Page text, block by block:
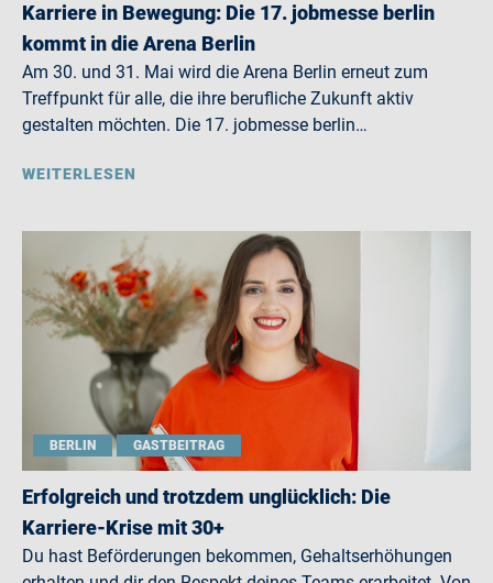
Karriere in Bewegung: Die 17. jobmesse berlin
kommt in die Arena Berlin
Am 30. und 31. Mai wird die Arena Berlin erneut zum
Treffpunkt für alle, die ihre berufliche Zukunft aktiv
gestalten möchten. Die 17. jobmesse berlin…
WEITERLESEN
BERLIN GASTBEITRAG
Erfolgreich und trotzdem unglücklich: Die
Karriere-Krise mit 30+
Du hast Beförderungen bekommen, Gehaltserhöhungen